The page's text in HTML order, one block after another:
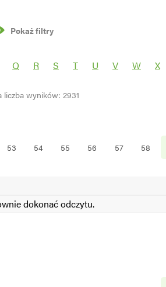
Pokaż filtry
Q R S T U V W X
liczba wyników: 2931
53 54 55 56 57 58
dokonać odczytu.